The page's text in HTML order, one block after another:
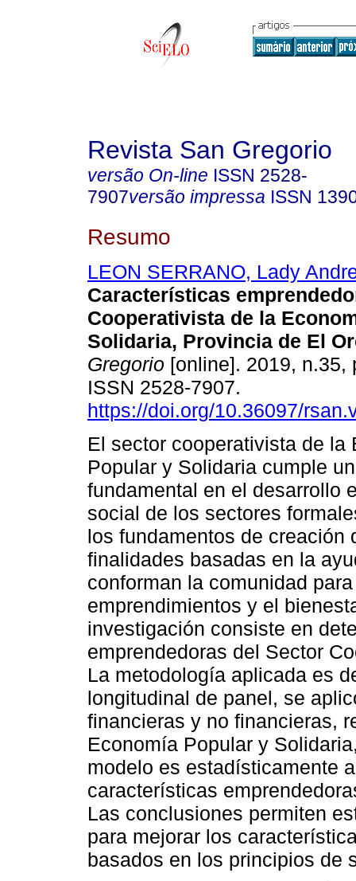
Revista San Gregorio
versão On-line ISSN 2528-
7907versão impressa ISSN
Resumo
LEON SERRANO, Lady
Características
Cooperativista de la
Solidaria, Provincia de El
Gregorio [online]. 2019, n.35,
ISSN 2528-7907.
https://doi.org/10.36097/
El sector cooperativista de la
Popular y Solidaria cumple
fundamental en el desarrollo
social de los sectores
los fundamentos de creación
finalidades basadas en la
conforman la comunidad
emprendimientos y el
investigación consiste en
emprendedoras del Sector
La metodología aplicada es
longitudinal de panel, se
financieras y no financieras,
Economía Popular y
modelo es estadísticamente
características
Las conclusiones permiten
para mejorar los
basados en los principios de